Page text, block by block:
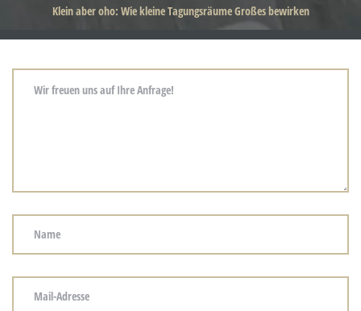
Klein aber oho: Wie kleine Tagungsräume Großes bewirken
in